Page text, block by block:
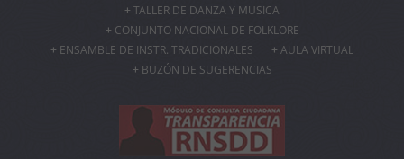
TALLER DE DANZA Y MUSICA
CONJUNTO NACIONAL DE FOLKLORE
ENSAMBLE DE INSTR. TRADICIONALES
AULA VIRTUAL
BUZÓN DE SUGERENCIAS